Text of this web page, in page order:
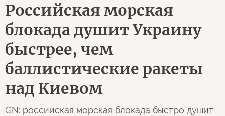
Российская морская
блокада душит Украину
быстрее, чем
баллистические ракеты
над Киевом
GN: российская морская блокада быстро душит